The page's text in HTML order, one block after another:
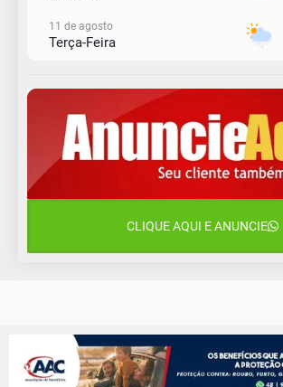
11 de agosto
Terça-Feira
Quarta-Feira
13 de agosto
Quinta-Feira
CLIQUE AQUI E ANUNCIE